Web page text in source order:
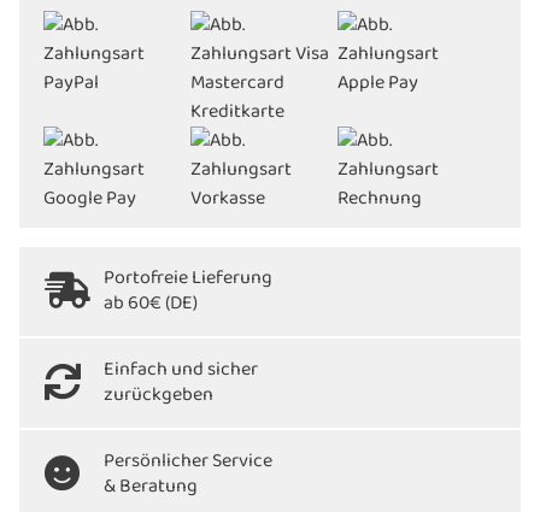
Portofreie Lieferung
ab 60€ (DE)
Einfach und sicher
zurückgeben
Persönlicher Service
& Beratung